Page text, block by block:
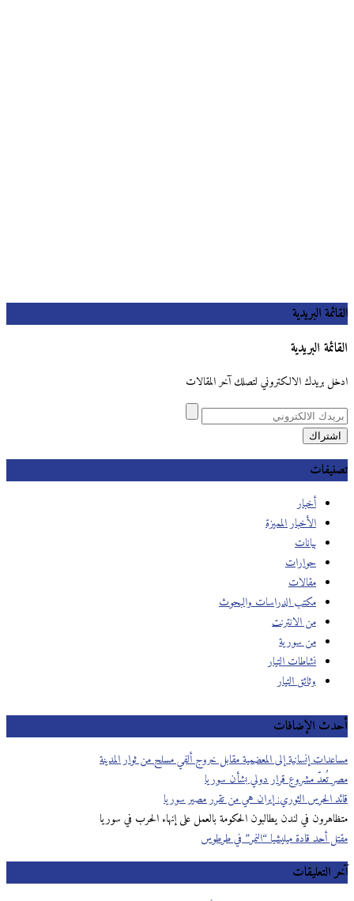
القائمة البريدية
القائمة البريدية
ادخل بريدك الالكتروني لتصلك آخر المقالات
تصنيفات
أخبار
الأخبار المميزة
بيانات
حوارات
مقالات
مكتب الدراسات والبحوث
من الانترنت
من سورية
نشاطات التيار
وثائق التيار
أحدث الإضافات
مساعدات إنسانية إلى المعضمية مقابل خروج ألفي مسلح من ثوار المدينة
مصر تُعدّ مشروع قرار دولي بشأن سوريا
قائد الحرس الثوري: إيران هي من تقرر مصير سوريا
متظاهرون في لندن يطالبون الحكومة بالعمل على إنهاء الحرب في سوريا
مقتل أحد قادة ميليشيا “النمر” في طرطوس
آخر التعليقات